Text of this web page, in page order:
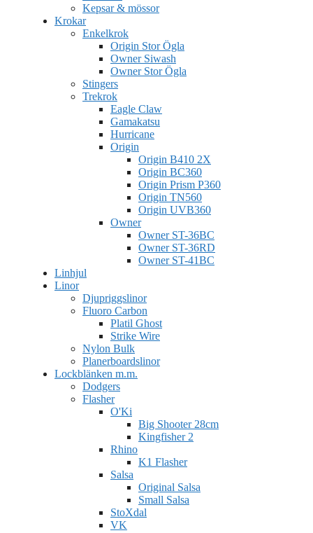
Kepsar & mössor
Krokar
Enkelkrok
Origin Stor Ögla
Owner Siwash
Owner Stor Ögla
Stingers
Trekrok
Eagle Claw
Gamakatsu
Hurricane
Origin
Origin B410 2X
Origin BC360
Origin Prism P360
Origin TN560
Origin UVB360
Owner
Owner ST-36BC
Owner ST-36RD
Owner ST-41BC
Linhjul
Linor
Djupriggslinor
Fluoro Carbon
Platil Ghost
Strike Wire
Nylon Bulk
Planerboardslinor
Lockblänken m.m.
Dodgers
Flasher
O'Ki
Big Shooter 28cm
Kingfisher 2
Rhino
K1 Flasher
Salsa
Original Salsa
Small Salsa
StoXdal
VK